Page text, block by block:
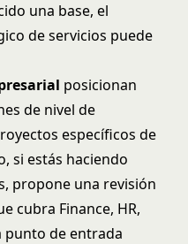
una base, el
de servicios puede
posicionan
de nivel de
específicos de
si estás haciendo
propone una revisión
cubra Finance, HR,
punto de entrada